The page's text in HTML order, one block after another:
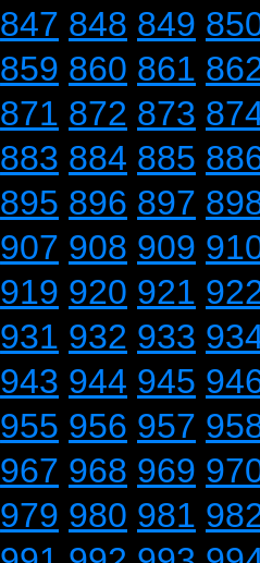
847 848 849
859 860 861
871 872 873
883 884 885
895 896 897
907 908 909
919 920 921
931 932 933
943 944 945
955 956 957
967 968 969
979 980 981